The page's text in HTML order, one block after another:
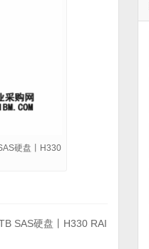
硬盘丨H330
SAS硬盘丨H330 RAI